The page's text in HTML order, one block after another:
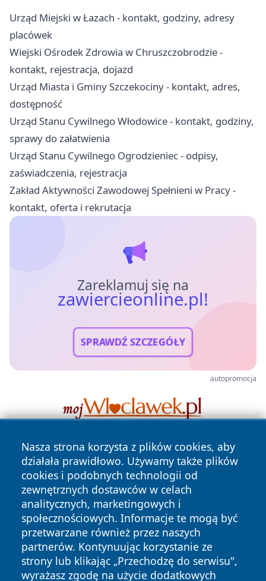
Urząd Miejski w Łazach - kontakt, godziny, adresy
placówek
Wiejski Ośrodek Zdrowia w Chruszczobrodzie -
kontakt, rejestracja, dojazd
Urząd Miasta i Gminy Szczekociny - kontakt, adres,
dostępność
Urząd Stanu Cywilnego Włodowice - kontakt, godziny,
sprawy do załatwienia
Urząd Stanu Cywilnego Ogrodzieniec - odpisy,
zaświadczenia, rejestracja
Zakład Aktywności Zawodowej Spełnieni w Pracy -
kontakt, oferta i rekrutacja
Zareklamuj się na
zawiercieonline.pl!
SPRAWDŹ SZCZEGÓŁY
autopromocja
Nasza strona korzysta z plików cookies, aby
działała prawidłowo. Używamy także plików
cookies i podobnych technologii od
zewnętrznych dostawców w celach
analitycznych, marketingowych i
społecznościowych. Informacje te mogą być
przetwarzane również przez naszych
partnerów. Kontynuując korzystanie ze
strony lub klikając „Przechodzę do serwisu",
wyrażasz zgodę na użycie dodatkowych
Copyright © 2026 zawiercieonline.pl Wszystkie prawa
zastrzeżone.
News Autorzy
Polityka
Polityka